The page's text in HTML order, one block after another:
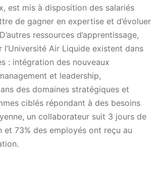
est mis à disposition des salariés
de gagner en expertise et d’évoluer
ressources d’apprentissage,
l’Université Air Liquide existent dans
: intégration des nouveaux
et leadership,
des domaines stratégiques et
ciblés répondant à des besoins
un collaborateur suit 3 jours de
et 73% des employés ont reçu au